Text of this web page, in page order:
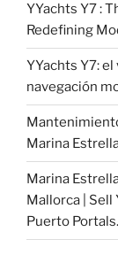
YYachts Y7 :
Redefining
YYachts Y7:
navegación
Marina
Marina
Mallorca |
Puerto Portals.